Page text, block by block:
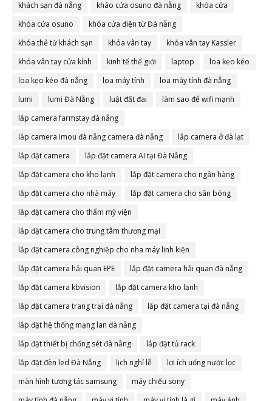
khách sạn đà nẵng kháo cửa osuno đà nẵng
khóa cửa
khóa cửa osuno
khóa cửa điện từ Đà nẵng
khóa thẻ từ khách sạn
khóa vân tay
khóa vân tay Kassler
khóa vân tay cửa kính
kinh tế thế giới laptop
loa kẹo kéo
loa kẹo kéo đà nẵng
loa máy tính
loa máy tính đà nẵng
lumi
lumi Đà Nẵng luật đất đai
làm sao để wifi mạnh
lắp camera farmstay đà nẵng
lắp camera imou đà nẵng camera đà nẵng
lắp camera ở đà lạt
lắp đặt camera
lắp đặt camera AI tại Đà Nẵng
lắp đặt camera cho kho lạnh
lắp đặt camera cho ngân hàng
lắp đặt camera cho nhà máy
lắp đặt camera cho sân bóng
lắp đặt camera cho thẩm mỹ viện
lắp đặt camera cho trung tâm thương mại
lắp đặt camera công nghiệp cho nha máy linh kiện
lắp đặt camera hải quan EPE
lắp đặt camera hải quan đà nẵng
lắp đặt camera kbvision
lắp đặt camera kho lạnh
lắp đặt camera trang trại đà nẵng
lắp đặt camera tại đà nẵng
lắp đặt hệ thống mạng lan đà nẵng
lắp đặt thiết bị chống sét đà nẵng
lắp đặt tủ rack
lắp đặt đèn led Đà Nẵng
lịch nghỉ lễ
lợi ích uống nước lọc
màn hình tương tác samsung
máy chiếu sony